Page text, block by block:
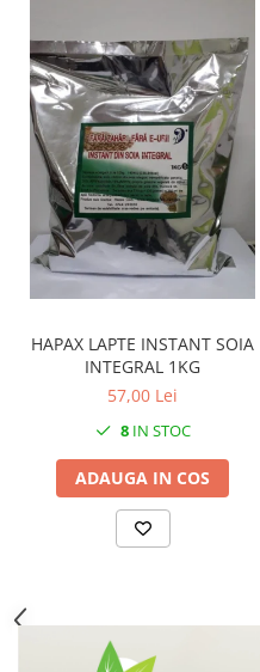
HAPAX LAPTE INSTANT SOIA
INTEGRAL 1KG
57,00 Lei
8IN STOC
ADAUGA IN COS